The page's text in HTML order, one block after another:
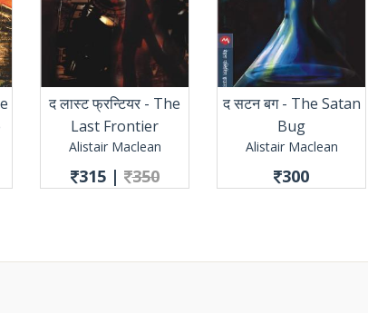
द लास्ट फ्रन्टियर - The
Last Frontier
Alistair Maclean
315 | 350
द सटन बग - The Satan
Bug
Alistair Maclean
300